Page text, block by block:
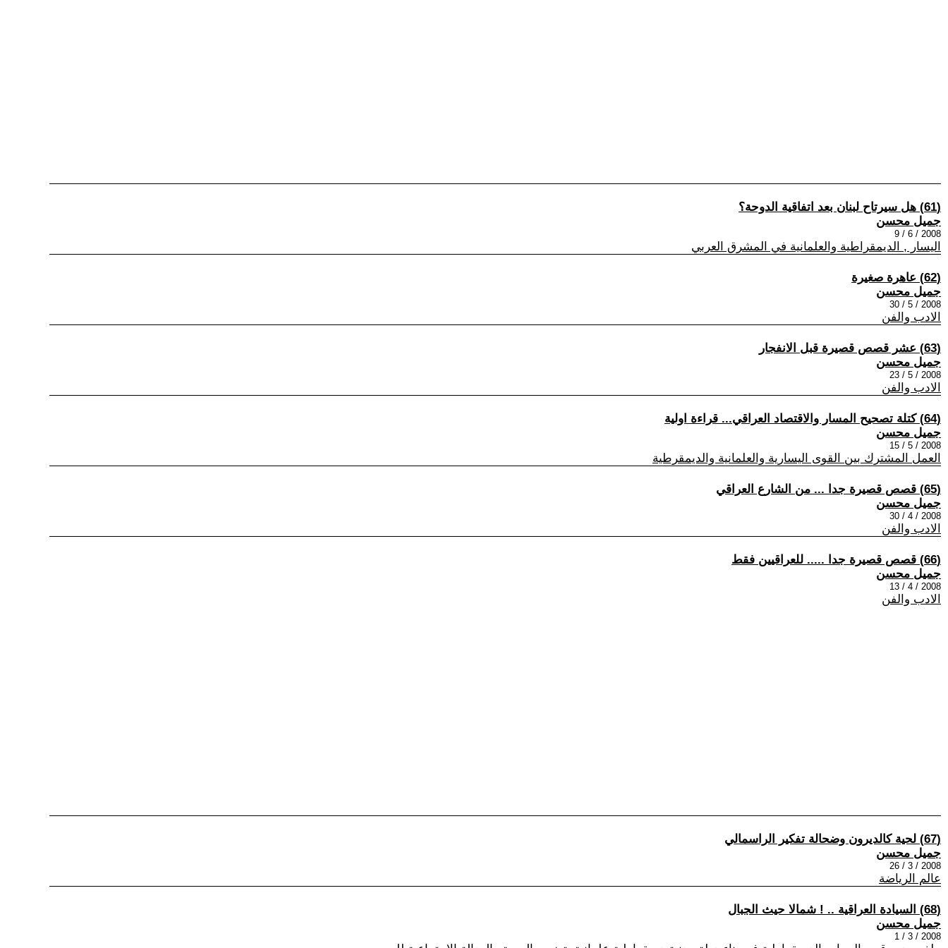
(61) هل سيرتاح لبنان بعد اتفاقية الدوحة؟
جميل محسن
2008 / 6 / 9
اليسار , الديمقراطية والعلمانية في المشرق العربي
(62) عاهرة صغيرة
جميل محسن
2008 / 5 / 30
الادب والفن
(63) عشر قصص قصيرة قبل الانفجار
جميل محسن
2008 / 5 / 23
الادب والفن
(64) كتلة تصحيح المسار والاقتصاد العراقي... قراءة اولية
جميل محسن
2008 / 5 / 15
العمل المشترك بين القوى اليسارية والعلمانية والديمقرطية
(65) قصص قصيرة جدا ... من الشارع العراقي
جميل محسن
2008 / 4 / 30
الادب والفن
(66) قصص قصيرة جدا ..... للعراقيين فقط
جميل محسن
2008 / 4 / 13
الادب والفن
(67) لحية كالديرون وضحالة تفكير الراسمالي
جميل محسن
2008 / 3 / 26
عالم الرياضة
(68) السيادة العراقية .. ! شمالا حيث الجبال
جميل محسن
2008 / 3 / 1